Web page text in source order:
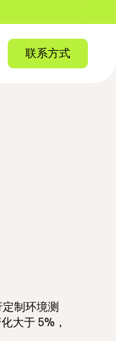
Contact
联系方式
制环境测
大于 5%，